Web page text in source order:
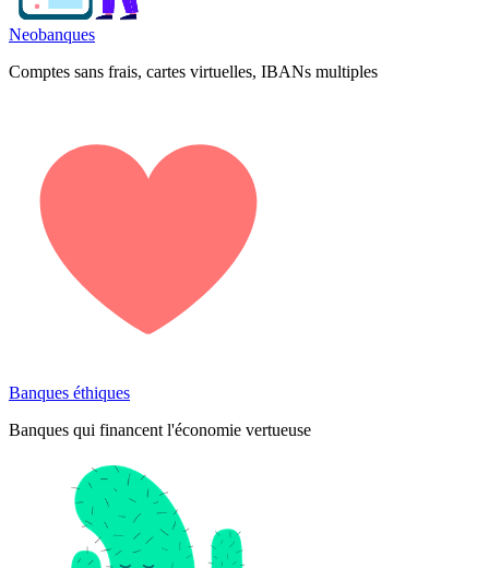
Neobanques
Comptes sans frais, cartes virtuelles, IBANs multiples
Banques éthiques
Banques qui financent l'économie vertueuse